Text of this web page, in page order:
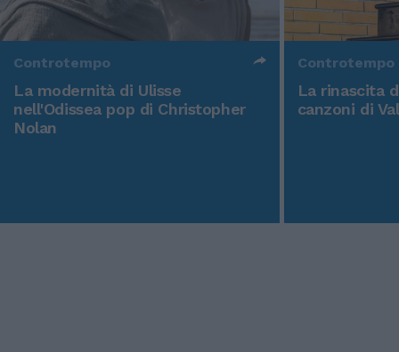
Controtempo
La modernità di Ulisse
nell'Odissea pop di Christopher
Nolan
Controtempo
La rinascita
canzoni di